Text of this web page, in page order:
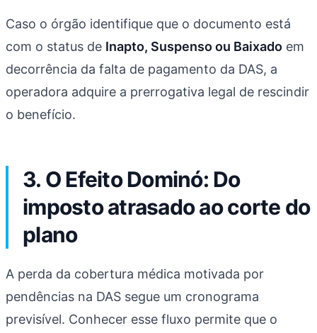
Caso o órgão identifique que o documento está
com o status de Inapto, Suspenso ou Baixado em
decorrência da falta de pagamento da DAS, a
operadora adquire a prerrogativa legal de rescindir
o benefício.
3. O Efeito Dominó: Do
imposto atrasado ao corte do
plano
A perda da cobertura médica motivada por
pendências na DAS segue um cronograma
previsível. Conhecer esse fluxo permite que o